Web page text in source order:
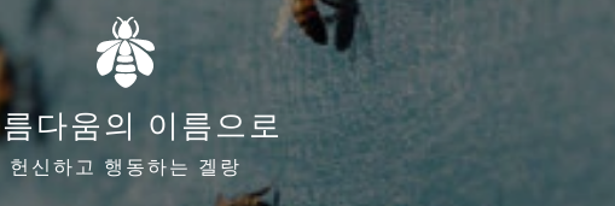
다움의 이름으로
헌신하고 행동하는 겔랑